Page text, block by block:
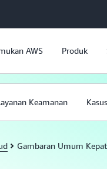
AWS Produk
Keamanan
Gambaran Umum